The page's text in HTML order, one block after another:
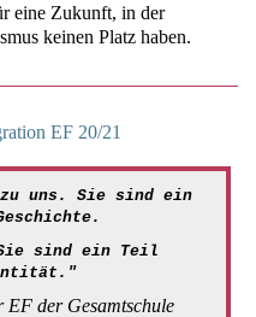
eine Zukunft, in der
keinen Platz haben.
EF 20/21
zu uns. Sie sind ein
sind ein Teil
der Gesamtschule